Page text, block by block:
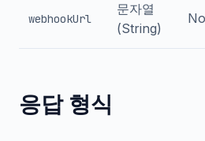
webhookUrl
문자열
(String)
No
응답 형식